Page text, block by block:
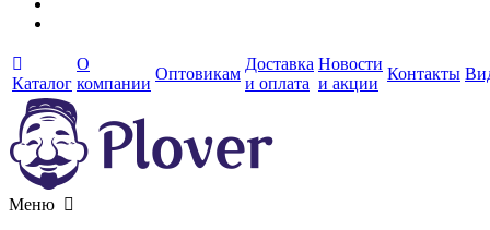
Каталог
О
компании
Оптовикам
Доставка
и оплата
Новости
и акции
Контакты
Меню